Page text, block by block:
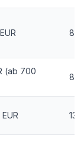
(ab 700